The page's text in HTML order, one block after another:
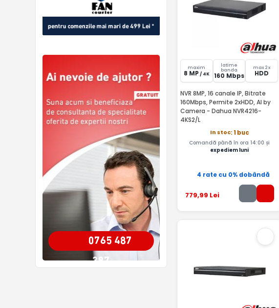
0765 487
387
maxim
8 MP / 4K
latime
banda
160 Mbps
max 2 x
HDD
NVR 8MP, 16 canale IP, Bitrate
160Mbps, Permite 2xHDD, AI by
Camera - Dahua NVR4216-
4KS2/L
In stoc: 1 buc
Comandă până în ora 14:00 și
expediem luni
4 rate cu 0% dobândă
779,99 Lei